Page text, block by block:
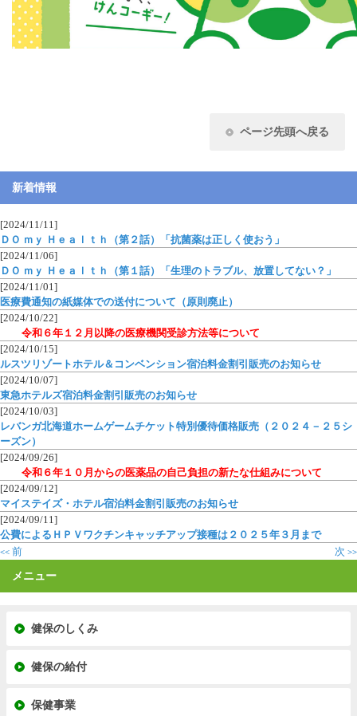
ページ先頭へ戻る
新着情報
[2024/11/11]
ＤＯ ｍｙ Ｈｅａｌｔｈ（第２話）「抗菌薬は正しく使おう」
[2024/11/06]
ＤＯ ｍｙ Ｈｅａｌｔｈ（第１話）「生理のトラブル、放置してない？」
[2024/11/01]
医療費通知の紙媒体での送付について（原則廃止）
[2024/10/22]
令和６年１２月以降の医療機関受診方法等について
[2024/10/15]
ルスツリゾートホテル＆コンベンション宿泊料金割引販売のお知らせ
[2024/10/07]
東急ホテルズ宿泊料金割引販売のお知らせ
[2024/10/03]
レバンガ北海道ホームゲームチケット特別優待価格販売（２０２４－２５シ
ーズン）
[2024/09/26]
令和６年１０月からの医薬品の自己負担の新たな仕組みについて
[2024/09/12]
マイステイズ・ホテル宿泊料金割引販売のお知らせ
[2024/09/11]
公費によるＨＰＶワクチンキャッチアップ接種は２０２５年３月まで
<< 前 次 >>
メニュー
健保のしくみ
健保の給付
保健事業